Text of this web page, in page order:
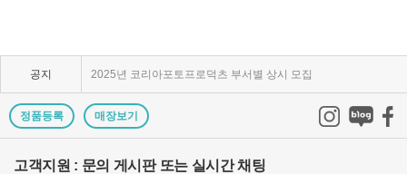
공지 2025년 코리아포토프로덕츠 부서별 상시 모집
쇼룸오픈기념 방문자 추첨 이벤트 당첨자 발표
정품등록 매장보기
고객지원 : 문의 게시판 또는 실시간 채팅